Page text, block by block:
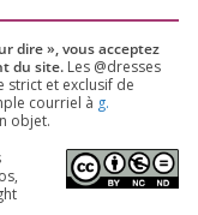
dire », vous accep­tez
du site. Les @dresses
strict et exclu­sif de
cour­riel à g.​
objet.